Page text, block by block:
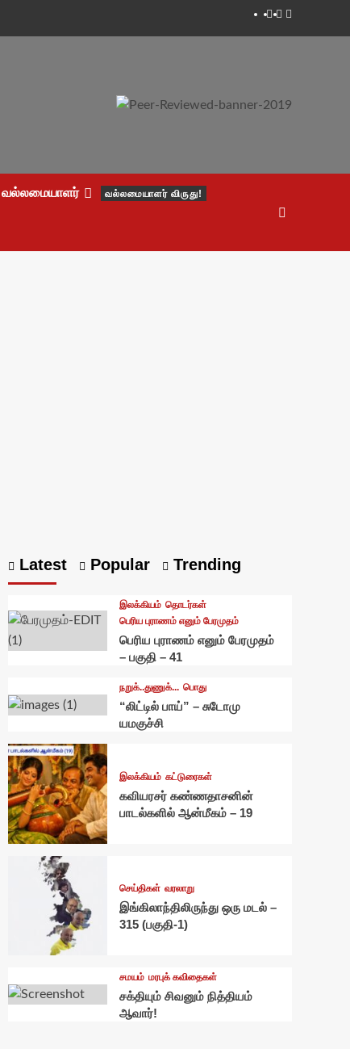
Facebook
Twitter
Youtube
வல்லமையாளர் வல்லமையாளர் விருது!
Latest Popular Trending
இலக்கியம் தொடர்கள்
பெரிய புராணம் எனும் பேரமுதம்
பெரிய புராணம் எனும் பேரமுதம்
– பகுதி – 41
நறுக்..துணுக்... பொது
“லிட்டில் பாய்” – சுடோமு
யமகுச்சி
இலக்கியம் கட்டுரைகள்
கவியரசர் கண்ணதாசனின்
பாடல்களில் ஆன்மீகம் – 19
செய்திகள் வரலாறு
இங்கிலாந்திலிருந்து ஒரு மடல் –
315 (பகுதி-1)
சமயம் மரபுக் கவிதைகள்
சக்தியும் சிவனும் நித்தியம்
ஆவார்!